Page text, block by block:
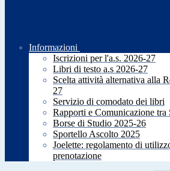
Informazioni
Iscrizioni per l'a.s. 2026-27
Libri di testo a.s 2026-27
Scelta attività alternativa alla
27
Servizio di comodato dei libri
Rapporti e Comunicazione tra
Borse di Studio 2025-26
Sportello Ascolto 2025
Joelette: regolamento di
prenotazione